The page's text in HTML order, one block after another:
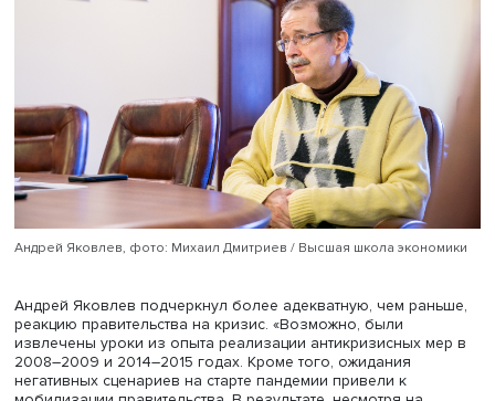
Он отметил, что с первых интервью стало ясно, что
российский бизнес проходит кризис лучше, чем
Это стало возможным благодаря высокой степени
российских компаний к появлению «черных лебедей».
роль сыграл кризис 2014–2015 годов, приведший к
многих неэффективных компаний и выработавший у
выживших способность адаптироваться к резким
изменениям.